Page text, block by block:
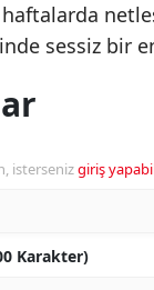
sessiz bir
istersenizgiriş
Karakter)